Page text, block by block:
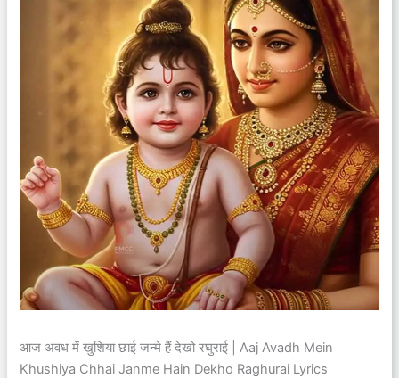
आज अवध में खुशिया छाई जन्मे हैं देखो रघुराई | Aaj Avadh Mein
Khushiya Chhai Janme Hain Dekho Raghurai Lyrics